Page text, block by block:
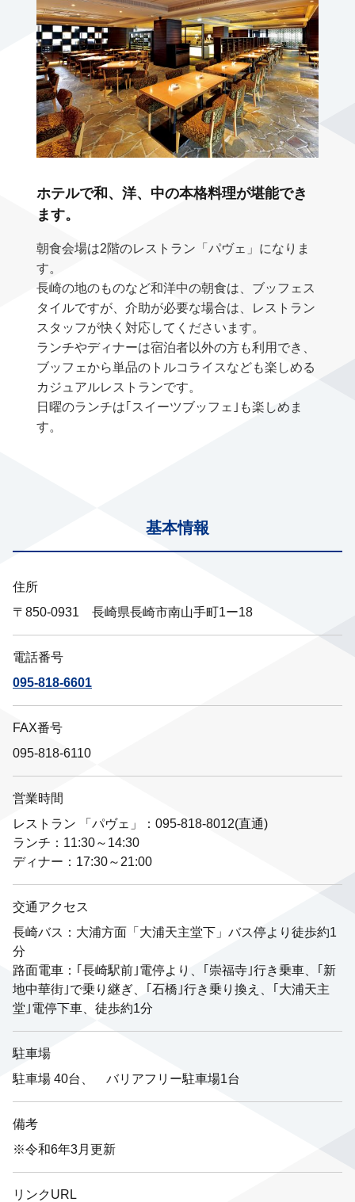
ホテルで和、洋、中の本格料理が堪能でき
ます。
朝食会場は2階のレストラン「パヴェ」になりま
す。
長崎の地のものなど和洋中の朝食は、ブッフェス
タイルですが、介助が必要な場合は、レストラン
スタッフが快く対応してくださいます。
ランチやディナーは宿泊者以外の方も利用でき、
ブッフェから単品のトルコライスなども楽しめる
カジュアルレストランです。
日曜のランチは｢スイーツブッフェ｣も楽しめま
す。
基本情報
住所
〒850-0931 長崎県長崎市南山手町1ー18
電話番号
095-818-6601
FAX番号
095-818-6110
営業時間
レストラン 「パヴェ」：095-818-8012(直通)
ランチ：11:30～14:30
ディナー：17:30～21:00
交通アクセス
長崎バス：大浦方面「大浦天主堂下」バス停より徒歩約1
分
路面電車：｢長崎駅前｣電停より、｢崇福寺｣行き乗車、｢新
地中華街｣で乗り継ぎ、｢石橋｣行き乗り換え、｢大浦天主
堂｣電停下車、徒歩約1分
駐車場
駐車場 40台、 バリアフリー駐車場1台
備考
※令和6年3月更新
リンクURL